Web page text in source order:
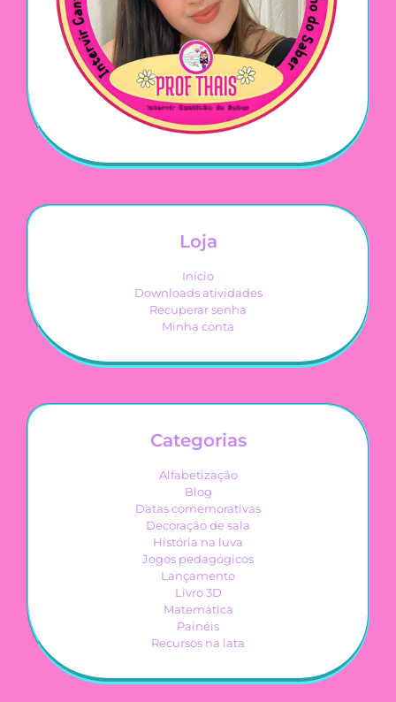
Loja
Início
Downloads atividades
Recuperar senha
Minha conta
Categorias
Alfabetização
Blog
Datas comemorativas
Decoração de sala
História na luva
Jogos pedagógicos
Lançamento
Livro 3D
Matemática
Painéis
Recursos na lata